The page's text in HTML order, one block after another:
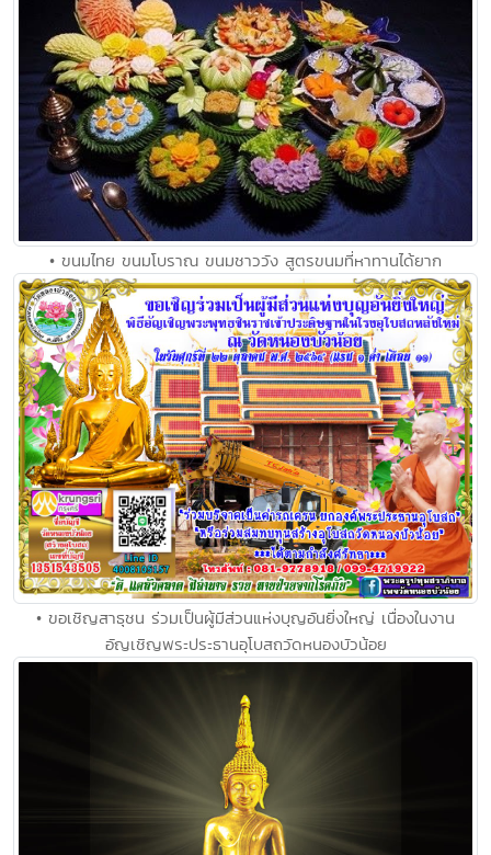
• ขนมไทย ขนมโบราณ ขนมชาววัง สูตรขนมที่หาทานได้ยาก
• ขอเชิญสาธุชน ร่วมเป็นผู้มีส่วนแห่งบุญอันยิ่งใหญ่ เนื่องในงาน
อัญเชิญพระประธานอุโบสถวัดหนองบัวน้อย